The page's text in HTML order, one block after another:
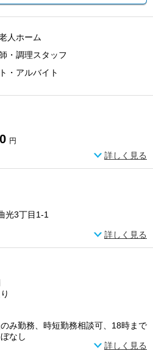
人ホーム
・調理スタッフ
・アルバイト
円
詳しく見る
光3丁目1-1
詳しく見る
み勤務、時短勤務相談可、18時まで
なし
詳しく見る